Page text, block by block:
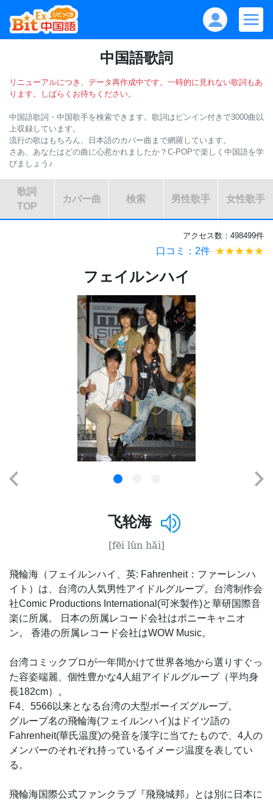
中国語歌詞
リニューアルにつき、データ再作成中です。一時的に見れない歌詞もあ
ります。しばらくお待ちください。
中国語歌詞・中国歌手を検索できます。歌詞はピンイン付きで3000曲以
上収録しています。
流行の歌はもちろん、日本語のカバー曲まで網羅しています。
さあ、あなたはどの曲に心惹かれましたか？C-POPで楽しく中国語を学
びましょう♪
歌詞
TOP
カバー曲 検索 男性歌手 女性歌手
アクセス数：498499件
口コミ：2件 ★★★★★
フェイルンハイ
飞轮海
[fēi lún hǎi]
飛輪海（フェイルンハイ、英: Fahrenheit：ファーレンハ
イト）は、台湾の人気男性アイドルグループ。台湾制作会
社Comic Productions International(可米製作)と華研国際音
楽に所属。 日本の所属レコード会社はポニーキャニオ
ン。 香港の所属レコード会社はWOW Music。
台湾コミックプロが一年間かけて世界各地から選りすぐっ
た容姿端麗、個性豊かな4人組アイドルグループ（平均身
長182cm）。
F4、5566以来となる台湾の大型ボーイズグループ。
グループ名の飛輪海(フェイルンハイ)はドイツ語の
Fahrenheit(華氏温度)の発音を漢字に当てたもので、4人の
メンバーのそれぞれ持っているイメージ温度を表してい
る。
飛輪海国際公式ファンクラブ『飛飛城邦』とは別に日本に